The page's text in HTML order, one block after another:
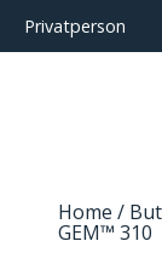
Privatperson
Home /
GEM™ 310